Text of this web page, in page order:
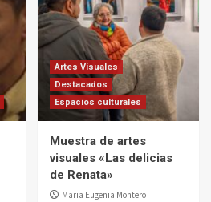
Artes Visuales
Destacados
Espacios culturales
Muestra de artes
visuales «Las delicias
de Renata»
Maria Eugenia Montero